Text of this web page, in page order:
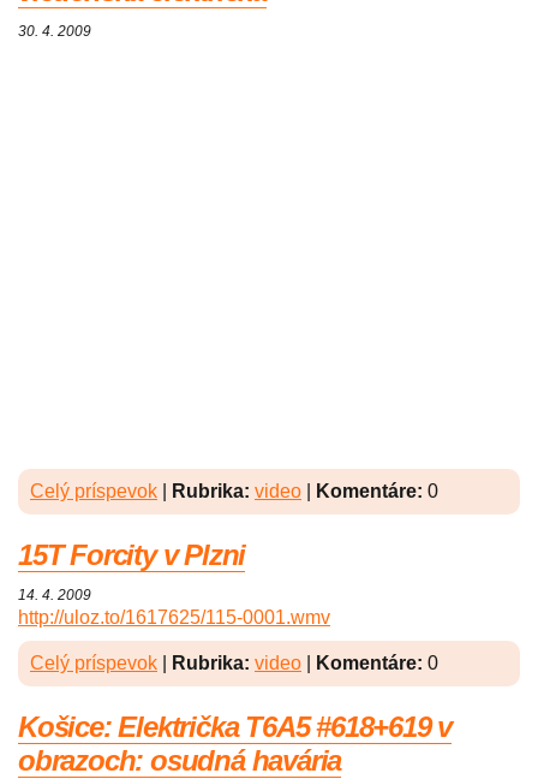
30. 4. 2009
Celý príspevok Rubrika: video Komentáre: 0
15T Forcity v Plzni
14. 4. 2009
http://uloz.to/1617625/115-0001.wmv
Celý príspevok Rubrika: video Komentáre: 0
Košice: Električka T6A5 #618+619 v
obrazoch: osudná havária